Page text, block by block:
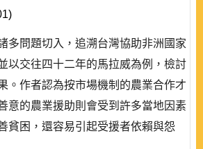
多問題切入，追溯台灣協助非洲國家
以交往四十二年的馬拉威為例，檢討
。作者認為按市場機制的農業合作才
意的農業援助則會受到許多當地因素
貧困，還容易引起受援者依賴與怨